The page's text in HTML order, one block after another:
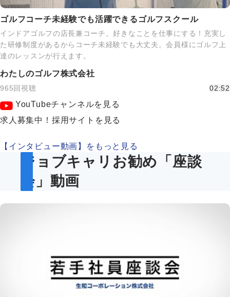
ゴルフコーチ未経験でも活躍できるゴルフスクール
インドアゴルフの店長兼コーチ。好きなことを仕事にする！充実し
た研修制度があるからコーチ未経験でも大丈夫。会員様にゴルフ上
達のレッスンが行えます。
わたしのゴルフ株式会社
965回視聴 02:52
YouTubeチャンネルを見る
求人募集中！採用サイトを見る
【インタビュー動画】をもっと見る
ジョブキャリお勧め「座談
会」動画